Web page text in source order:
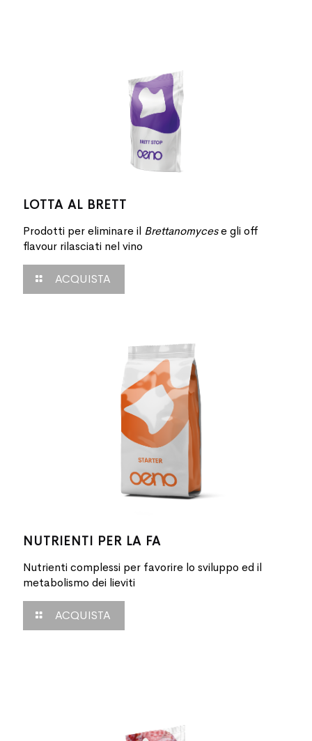
LOTTA AL BRETT
Prodotti per eliminare il Brettanomycese gli off
flavour rilasciati nel vino
ACQUISTA
NUTRIENTI PER LA FA
Nutrienti complessi per favorire lo sviluppo ed il
metabolismo dei lieviti
ACQUISTA